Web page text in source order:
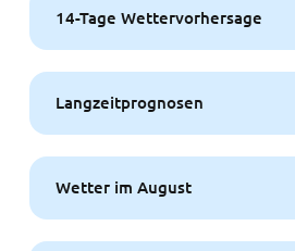
14-Tage Wettervorhersage
Langzeitprognosen
Wetter im August